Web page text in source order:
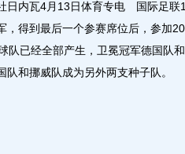
内瓦4月13日体育专电 国际足联
，得到最后一个参赛席位后，参加
队已经全部产生，卫冕冠军德国队
队和挪威队成为另外两支种子队。